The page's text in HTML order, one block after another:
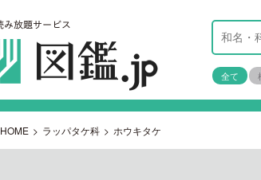
全て
HOME > ラッパタケ科 > ホウキタケ